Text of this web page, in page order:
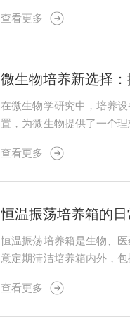
异，自动调节加热或制冷装
查看更多
微生物培养新选择
在微生物学研究中，培养
置，为微生物提供了一个
的静置培养箱相比，振荡培
查看更多
恒温振荡培养箱的
恒温振荡培养箱是生物、
意定期清洁培养箱内外，
电源和设定均无误，则需检
查看更多